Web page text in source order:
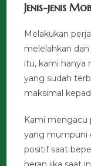
Jenis-jenis
Melakukan
melelahkan
itu, kami hanya
yang sudah
maksimal
Kami mengacu
yang mumpuni
positif saat